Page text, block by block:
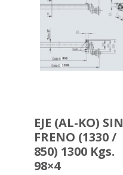
EJE (AL-KO) SIN
FRENO (1330 /
850) 1300 Kgs.
98×4